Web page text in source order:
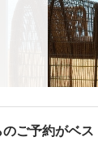
ご予約がベス